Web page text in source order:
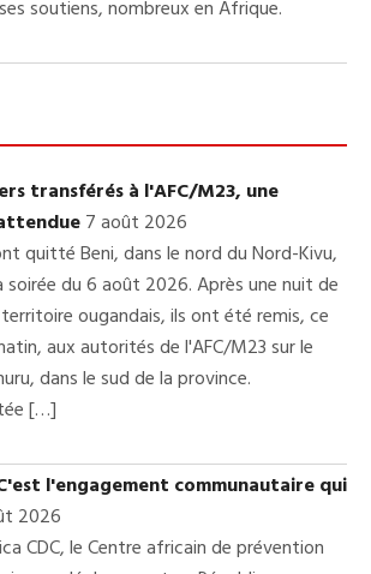
soutiens, nombreux en Afrique.
transférés à l'AFC/M23, une
7 août 2026
quitté Beni, dans le nord du Nord-Kivu,
soirée du 6 août 2026. Après une nuit de
ougandais, ils ont été remis, ce
aux autorités de l'AFC/M23 sur le
dans le sud de la province.
[…]
l'engagement communautaire qui
2026
CDC, le Centre africain de prévention